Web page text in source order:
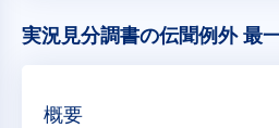
実況見分調書の伝聞例外 最
概要